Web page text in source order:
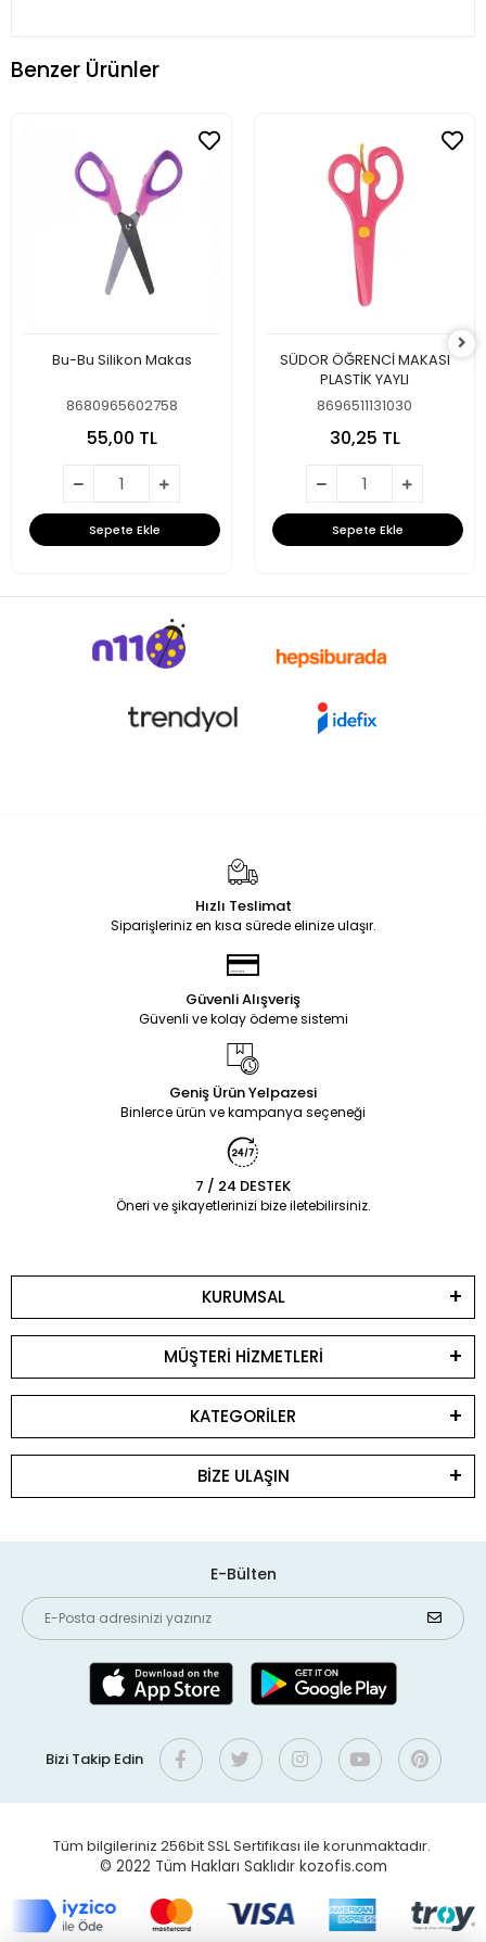
Benzer Ürünler
Bu-Bu Silikon Makas
8680965602758
55,00 TL
Sepete Ekle
SÜDOR ÖĞRENCİ MAKASI
PLASTİK YAYLI
8696511131030
30,25 TL
Sepete Ekle
Hızlı Teslimat
Siparişleriniz en kısa sürede elinize ulaşır.
Güvenli Alışveriş
Güvenli ve kolay ödeme sistemi
Geniş Ürün Yelpazesi
Binlerce ürün ve kampanya seçeneği
7 / 24 DESTEK
Öneri ve şikayetlerinizi bize iletebilirsiniz.
KURUMSAL
MÜŞTERİ HİZMETLERİ
KATEGORİLER
BİZE ULAŞIN
E-Bülten
Bizi Takip Edin
Tüm bilgileriniz 256bit SSL Sertifikası ile korunmaktadır.
© 2022 Tüm Hakları Saklıdır kozofis.com